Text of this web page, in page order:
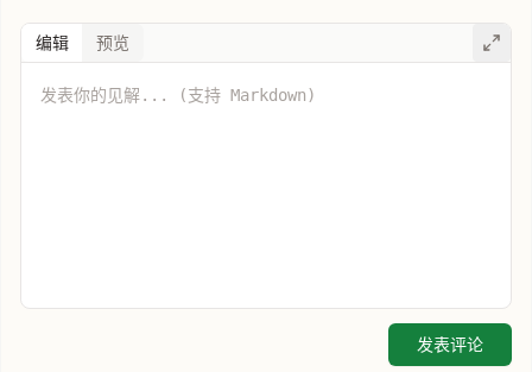
编辑 预览
发表评论